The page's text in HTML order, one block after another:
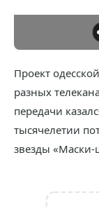
Проект
разных
передачи
тысячелетии
звезды «Маски-